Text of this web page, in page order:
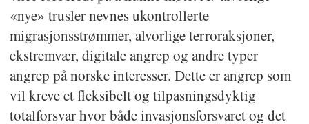
«nye» trusler nevnes ukontrollerte
migrasjonsstrømmer, alvorlige terroraksjoner,
ekstremvær, digitale angrep og andre typer
angrep på norske interesser. Dette er angrep som
vil kreve et fleksibelt og tilpasningsdyktig
totalforsvar hvor både invasjonsforsvaret og det